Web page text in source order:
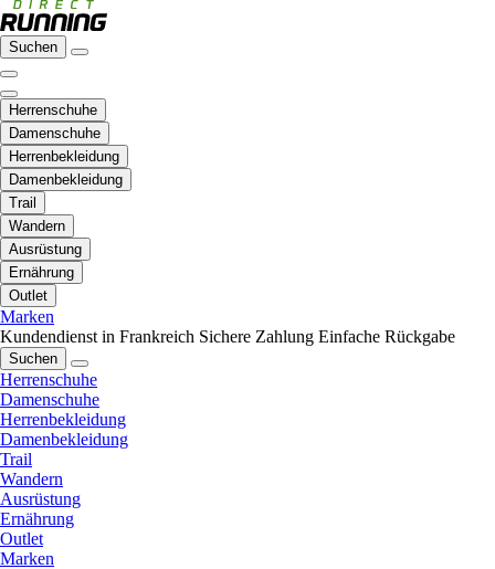
Suchen
Herrenschuhe
Damenschuhe
Herrenbekleidung
Damenbekleidung
Trail
Wandern
Ausrüstung
Ernährung
Outlet
Marken
Kundendienst in Frankreich Sichere Zahlung Einfache Rückgabe
Suchen
Herrenschuhe
Damenschuhe
Herrenbekleidung
Damenbekleidung
Trail
Wandern
Ausrüstung
Ernährung
Outlet
Marken